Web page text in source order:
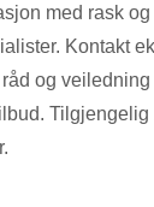
med rask
Kontakt
og veiledning
Tilgjengelig